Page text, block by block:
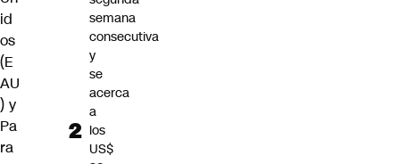
id
os
(E
AU
) y
Pa
ra
semana
consecutiva
y
se
acerca
a
los
US$